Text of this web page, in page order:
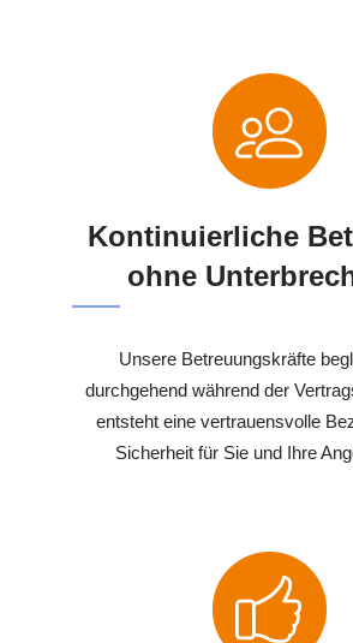
Kontinuierliche
ohne
Unsere Betreuungskräfte
durchgehend während der
entsteht eine vertrauensvolle
Sicherheit für Sie und Ihre